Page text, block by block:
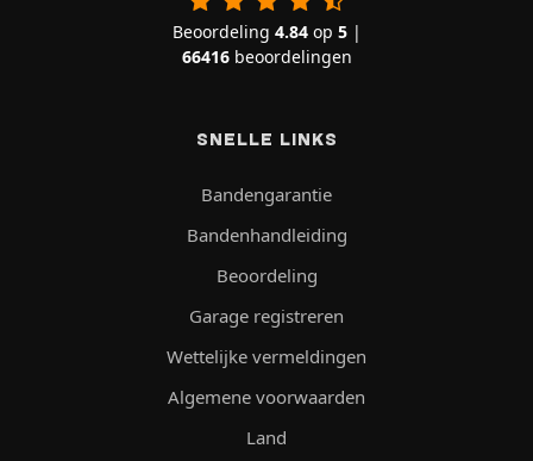
Beoordeling 4.84op 5|
66416beoordelingen
SNELLE LINKS
Bandengarantie
Bandenhandleiding
Beoordeling
Garage registreren
Wettelijke vermeldingen
Algemene voorwaarden
Land